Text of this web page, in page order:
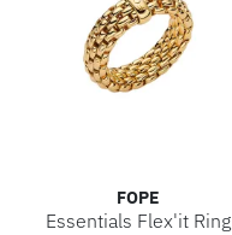
FOPE
Essentials Flex'it Ring